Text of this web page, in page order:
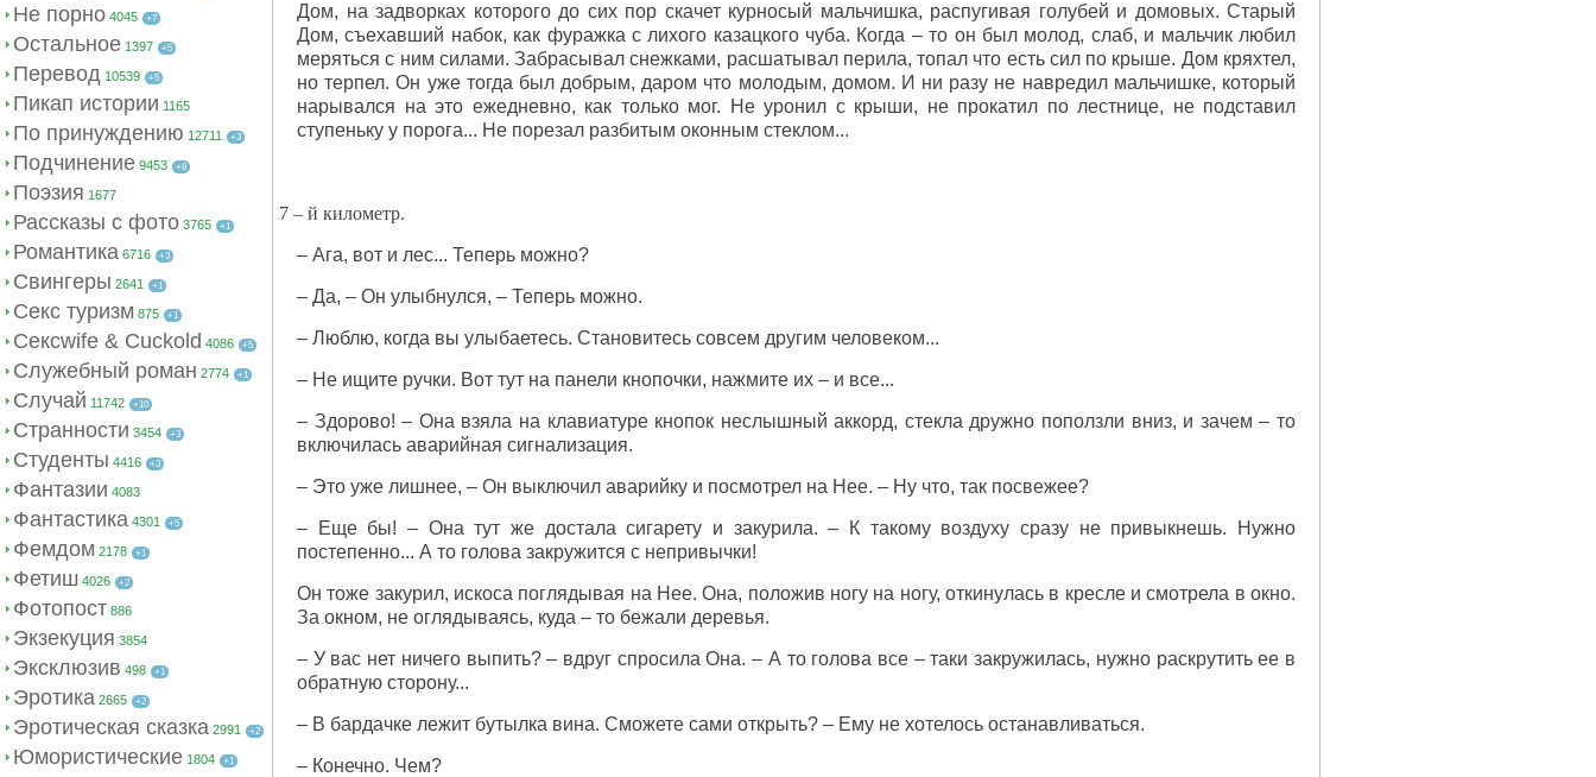
Не порно 4045 +7
Остальное 1397 +5
Перевод 10539 +5
Пикап истории 1165
По принуждению 12711 +3
Подчинение 9453 +8
Поэзия 1677
Рассказы с фото 3765 +1
Романтика 6716 +3
Свингеры 2641 +1
Секс туризм 875 +1
Сексwife & Cuckold 4086 +5
Служебный роман 2774 +1
Случай 11742 +10
Странности 3454 +3
Студенты 4416 +3
Фантазии 4083
Фантастика 4301 +5
Фемдом 2178 +1
Фетиш 4026 +2
Фотопост 886
Экзекуция 3854
Эксклюзив 498 +1
Эротика 2665 +2
Эротическая сказка 2991 +2
Юмористические 1804 +1
Дом, на задворках которого до сих пор скачет курносый мальчишка, распугивая голубей и домовых. Старый
Дом, съехавший набок, как фуражка с лихого казацкого чуба. Когда – то он был молод, слаб, и мальчик любил
меряться с ним силами. Забрасывал снежками, расшатывал перила, топал что есть сил по крыше. Дом кряхтел,
но терпел. Он уже тогда был добрым, даром что молодым, домом. И ни разу не навредил мальчишке, который
нарывался на это ежедневно, как только мог. Не уронил с крыши, не прокатил по лестнице, не подставил
ступеньку у порога... Не порезал разбитым оконным стеклом...
7 – й километр.
– Ага, вот и лес... Теперь можно?
– Да, – Он улыбнулся, – Теперь можно.
– Люблю, когда вы улыбаетесь. Становитесь совсем другим человеком...
– Не ищите ручки. Вот тут на панели кнопочки, нажмите их – и все...
– Здорово! – Она взяла на клавиатуре кнопок неслышный аккорд, стекла дружно поползли вниз, и зачем – то
включилась аварийная сигнализация.
– Это уже лишнее, – Он выключил аварийку и посмотрел на Нее. – Ну что, так посвежее?
– Еще бы! – Она тут же достала сигарету и закурила. – К такому воздуху сразу не привыкнешь. Нужно
постепенно... А то голова закружится с непривычки!
Он тоже закурил, искоса поглядывая на Нее. Она, положив ногу на ногу, откинулась в кресле и смотрела в окно.
За окном, не оглядываясь, куда – то бежали деревья.
– У вас нет ничего выпить? – вдруг спросила Она. – А то голова все – таки закружилась, нужно раскрутить ее в
обратную сторону...
– В бардачке лежит бутылка вина. Сможете сами открыть? – Ему не хотелось останавливаться.
– Конечно. Чем?